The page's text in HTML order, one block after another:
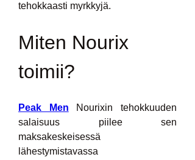
tehokkaasti myrkkyjä.
Miten Nourix
toimii?
Peak Men Nourixin tehokkuuden
salaisuus piilee sen
maksakeskeisessä
lähestymistavassa